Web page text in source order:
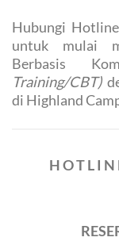
Hubungi
untuk mulai
Berbasis
Training/CBT)
di Highland
H O T L I N